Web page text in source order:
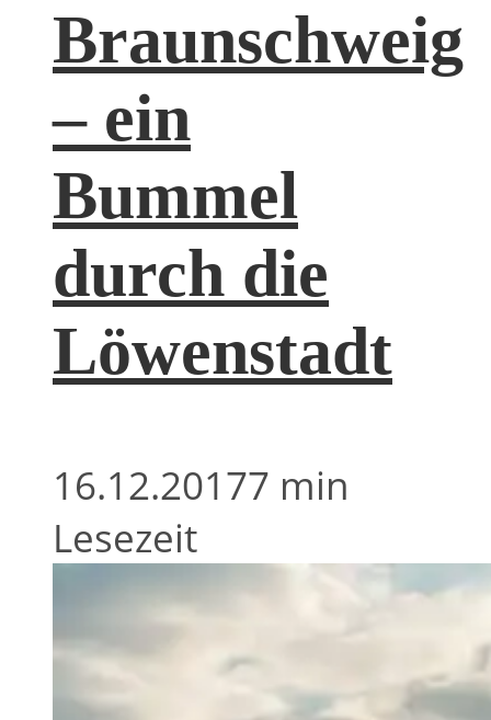
Braunschweig
– ein
Bummel
durch die
Löwenstadt
16.12.20177 min
Lesezeit